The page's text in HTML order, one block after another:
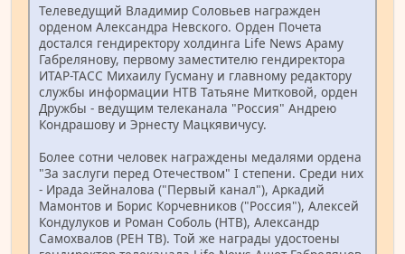
Телеведущий Владимир Соловьев награжден
орденом Александра Невского. Орден Почета
достался гендиректору холдинга Life News Араму
Габрелянову, первому заместителю гендиректора
ИТАР-ТАСС Михаилу Гусману и главному редактору
службы информации НТВ Татьяне Митковой, орден
Дружбы - ведущим телеканала "Россия" Андрею
Кондрашову и Эрнесту Мацкявичусу.
Более сотни человек награждены медалями ордена
"За заслуги перед Отечеством" I степени. Среди них
- Ирада Зейналова ("Первый канал"), Аркадий
Мамонтов и Борис Корчевников ("Россия"), Алексей
Кондулуков и Роман Соболь (НТВ), Александр
Самохвалов (РЕН ТВ). Той же награды удостоены